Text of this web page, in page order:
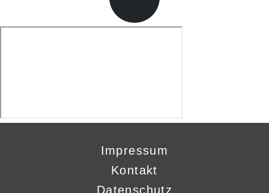
Impressum
Kontakt
Datenschutz